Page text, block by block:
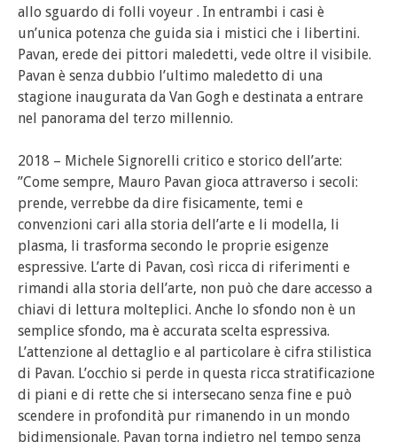
allo sguardo di folli voyeur . In entrambi i casi è
un’unica potenza che guida sia i mistici che i libertini.
Pavan, erede dei pittori maledetti, vede oltre il visibile.
Pavan è senza dubbio l’ultimo maledetto di una
stagione inaugurata da Van Gogh e destinata a entrare
nel panorama del terzo millennio.
2018 – Michele Signorelli critico e storico dell’arte:
”Come sempre, Mauro Pavan gioca attraverso i secoli:
prende, verrebbe da dire fisicamente, temi e
convenzioni cari alla storia dell’arte e li modella, li
plasma, li trasforma secondo le proprie esigenze
espressive. L’arte di Pavan, così ricca di riferimenti e
rimandi alla storia dell’arte, non può che dare accesso a
chiavi di lettura molteplici. Anche lo sfondo non è un
semplice sfondo, ma è accurata scelta espressiva.
L’attenzione al dettaglio e al particolare è cifra stilistica
di Pavan. L’occhio si perde in questa ricca stratificazione
di piani e di rette che si intersecano senza fine e può
scendere in profondità pur rimanendo in un mondo
bidimensionale. Pavan torna indietro nel tempo senza